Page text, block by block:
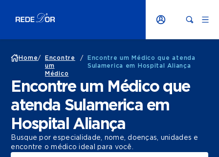
Home/
Encontre
um
Médico
/
Encontre um Médico que atenda
Sulamerica em Hospital Aliança
Encontre um Médico que
atenda Sulamerica em
Hospital Aliança
Busque por especialidade, nome, doenças, unidades e
encontre o médico ideal para você.